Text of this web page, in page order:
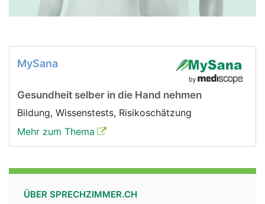
MySana
Gesundheit selber in die Hand nehmen
Bildung, Wissenstests, Risikoschätzung
Mehr zum Thema
ÜBER SPRECHZIMMER.CH